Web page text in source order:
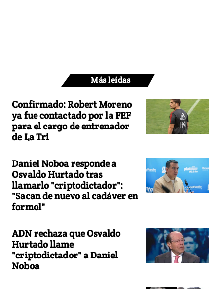
Más leídas
Confirmado: Robert Moreno
ya fue contactado por la FEF
para el cargo de entrenador
de La Tri
Daniel Noboa responde a
Osvaldo Hurtado tras
llamarlo "criptodictador":
"Sacan de nuevo al cadáver en
formol"
ADN rechaza que Osvaldo
Hurtado llame
"criptodictador" a Daniel
Noboa